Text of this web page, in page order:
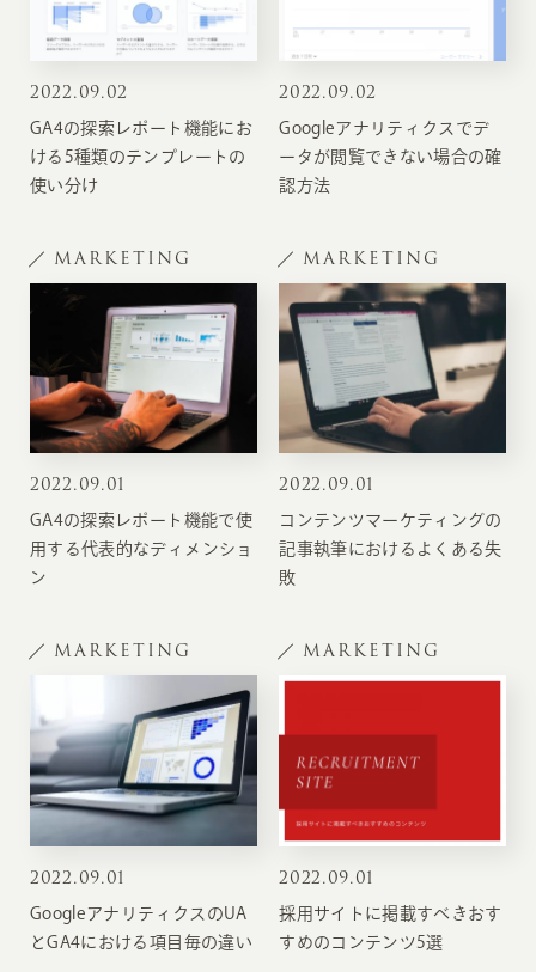
2022.09.02
GA4の探索レポート機能にお
ける5種類のテンプレートの
使い分け
2022.09.02
Googleアナリティクスでデ
ータが閲覧できない場合の確
認方法
MARKETING
2022.09.01
GA4の探索レポート機能で使
用する代表的なディメンショ
ン
MARKETING
2022.09.01
コンテンツマーケティングの
記事執筆におけるよくある失
敗
MARKETING
2022.09.01
GoogleアナリティクスのUA
とGA4における項目毎の違い
MARKETING
2022.09.01
採用サイトに掲載すべきおす
すめのコンテンツ5選